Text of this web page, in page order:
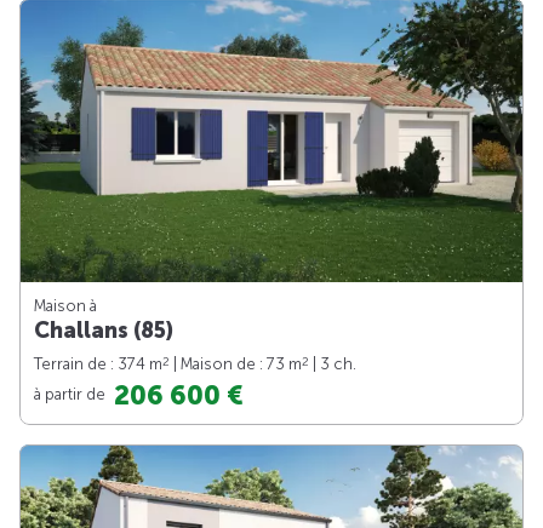
Maison à
Challans (85)
Terrain de : 374 m2 | Maison de : 73 m2
| 3 ch.
à partir de 206 600 €